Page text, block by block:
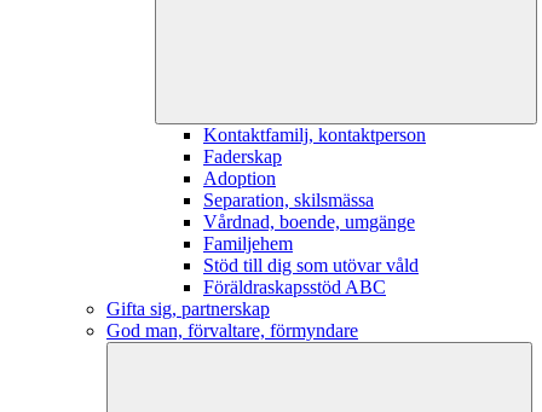
Kontaktfamilj, kontaktperson
Faderskap
Adoption
Separation, skilsmässa
Vårdnad, boende, umgänge
Familjehem
Stöd till dig som utövar våld
Föräldraskapsstöd ABC
Gifta sig, partnerskap
God man, förvaltare, förmyndare